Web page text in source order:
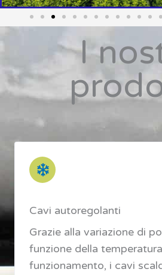
I
Cavi autoregolanti
Grazie alla variazione di
funzione della
funzionamento, i cavi